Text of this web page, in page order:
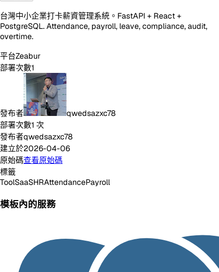
台灣中小企業打卡薪資管理系統。FastAPI + React +
PostgreSQL. Attendance, payroll, leave, compliance, audit,
overtime.
平台Zeabur
部署次數1
發布者
qwedsazxc78
部署次數1 次
發布者qwedsazxc78
建立於2026-04-06
原始碼查看原始碼
標籤
ToolSaaSHRAttendancePayroll
模板內的服務